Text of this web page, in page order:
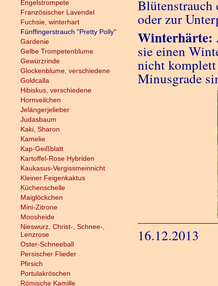
Engelstrompete
Französischer Lavendel
Fuchsie, winterhart
Fünffingerstrauch "Pretty Polly"
Gardenie
Gelbe Trompetenblume
Gewürzrinde
Glockenblume, verschiedene
Goldcalla
Hibiskus, verschiedene
Hornveilchen
Jelängerjelieber
Judasbaum
Kaki, Sharon
Kamelie
Kap-Geißblatt
Kartoffel-Rose Hybriden
Kaukasus-Vergissmeinnicht
Kleiner Feigenkaktus
Küchenschelle
Maiglöckchen
Mini-Zitrone
Moosheide
Nieswurz, Christ-, Schnee-,
Lenzrose
Oster-Schneeball
Persischer Flieder
Pfirsich
Portulakröschen
Römische Kamille
Blütenstrauch
oder zur
Winterhärte:
sie einen
nicht
Minusgrade
16.12.2013